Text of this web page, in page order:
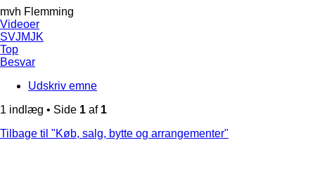
mvh Flemming
Videoer
SVJMJK
Top
Besvar
Udskriv emne
1 indlæg • Side 1 af 1
Tilbage til "Køb, salg, bytte og arrangementer"